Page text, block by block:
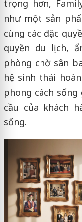
trọng hơn,
như một sản
cùng các đặc
quyền du lịch,
phòng chờ sân
hệ sinh thái
phong cách sống
cầu của khách
sống.